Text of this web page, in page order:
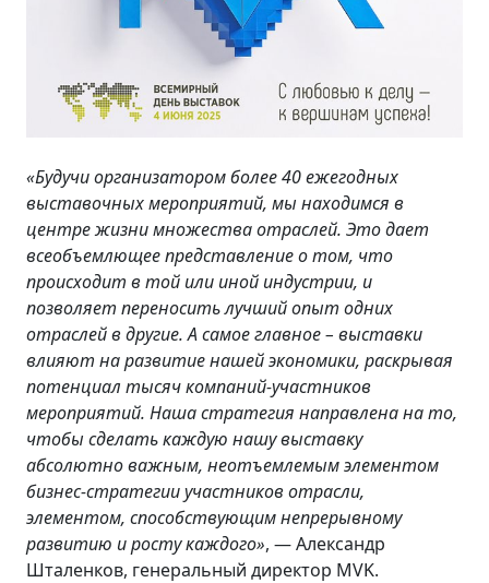
«Будучи организатором более 40 ежегодных
выставочных мероприятий, мы находимся в
центре жизни множества отраслей. Это дает
всеобъемлющее представление о том, что
происходит в той или иной индустрии, и
позволяет переносить лучший опыт одних
отраслей в другие. А самое главное – выставки
влияют на развитие нашей экономики, раскрывая
потенциал тысяч компаний-участников
мероприятий. Наша стратегия направлена на то,
чтобы сделать каждую нашу выставку
абсолютно важным, неотъемлемым элементом
бизнес-стратегии участников отрасли,
элементом, способствующим непрерывному
развитию и росту каждого», — Александр
Шталенков, генеральный директор MVK.